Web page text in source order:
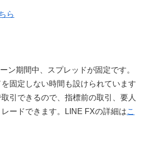
ら
ン期間中、スプレッドが固定です。
固定しない時間も設けられています
引できるので、指標前の取引、要人
ードできます。LINE FXの詳細はこ